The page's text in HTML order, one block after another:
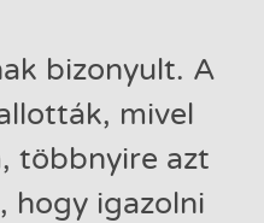
bizonyult. A
mivel
többnyire azt
hogy igazolni